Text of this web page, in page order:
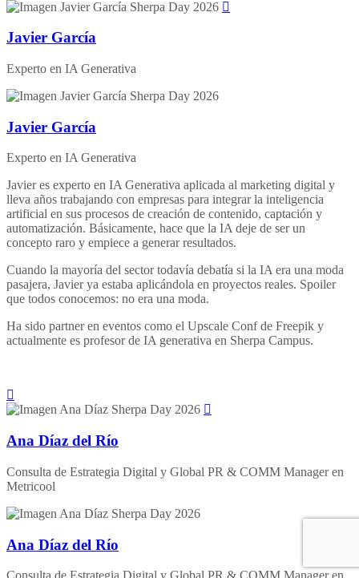
Javier García
Experto en IA Generativa
Javier García
Experto en IA Generativa
Javier es experto en IA Generativa aplicada al marketing digital y
lleva años trabajando con empresas para integrar la inteligencia
artificial en sus procesos de creación de contenido, captación y
automatización. Básicamente, hace que la IA deje de ser un
concepto raro y empiece a generar resultados.
Cuando la mayoría del sector todavía debatía si la IA era una moda
pasajera, Javier ya estaba aplicándola en proyectos reales. Spoiler
que todos conocemos: no era una moda.
Ha sido partner en eventos como el Upscale Conf de Freepik y
actualmente es profesor de IA generativa en Sherpa Campus.
Ana Díaz del Río
Consulta de Estrategia Digital y Global PR & COMM Manager en
Metricool
Ana Díaz del Río